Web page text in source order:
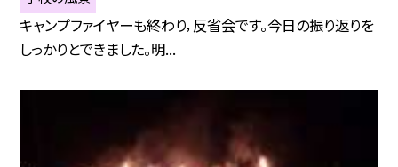
キャンプファイヤーも終わり，反省会です。今日の振り返りを
しっかりとできました。明...